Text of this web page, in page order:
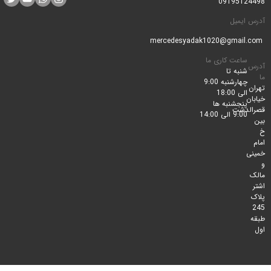
ساعت کاری ما
شنبه تا
چهارشنبه 9:00
الی 18:00
پنجشنبه ها
9:00 الی 14:00